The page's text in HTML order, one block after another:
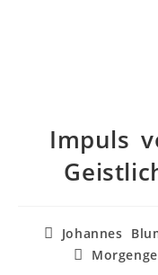
Impuls
Johannes